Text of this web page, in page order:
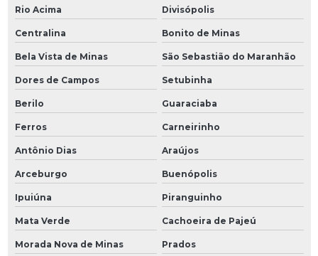
Rio Acima Divisópolis
Centralina Bonito de Minas
Bela Vista de Minas São Sebastião do Maranhão
Dores de Campos Setubinha
Berilo Guaraciaba
Ferros Carneirinho
Antônio Dias Araújos
Arceburgo Buenópolis
Ipuiúna Piranguinho
Mata Verde Cachoeira de Pajeú
Morada Nova de Minas Prados